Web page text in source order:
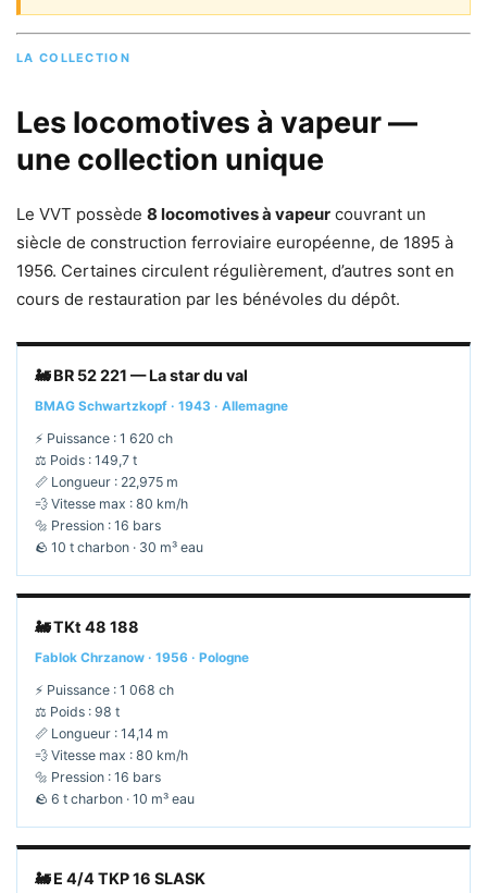
LA COLLECTION
Les locomotives à vapeur —
une collection unique
Le VVT possède 8 locomotives à vapeur couvrant un
siècle de construction ferroviaire européenne, de 1895 à
1956. Certaines circulent régulièrement, d’autres sont en
cours de restauration par les bénévoles du dépôt.
🚂 BR 52 221 — La star du val
BMAG Schwartzkopf · 1943 · Allemagne
⚡ Puissance : 1 620 ch
⚖️ Poids : 149,7 t
📏 Longueur : 22,975 m
💨 Vitesse max : 80 km/h
🔩 Pression : 16 bars
🪨 10 t charbon · 30 m³ eau
🚂 TKt 48 188
Fablok Chrzanow · 1956 · Pologne
⚡ Puissance : 1 068 ch
⚖️ Poids : 98 t
📏 Longueur : 14,14 m
💨 Vitesse max : 80 km/h
🔩 Pression : 16 bars
🪨 6 t charbon · 10 m³ eau
🚂 E 4/4 TKP 16 SLASK